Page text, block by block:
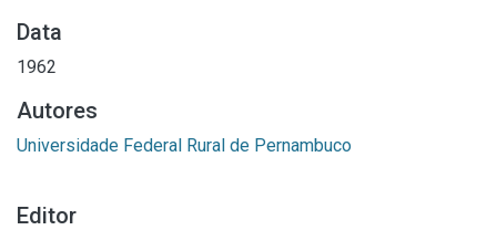
Data
1962
Autores
Universidade Federal Rural de Pernambuco
Editor